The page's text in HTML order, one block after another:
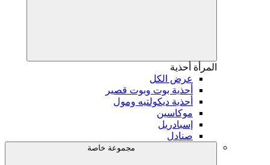
المرأة أحذية
عرض الكل
أحذية بوت وبوت قصير
أحذية ديكولتيه ومول
موكاسين
إسبادريل
صنادل
مجموعة خاصة